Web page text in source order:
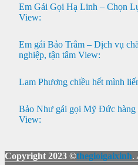
Em Gái Gọi Hạ Linh – Chọn
View:
Em gái Bảo Trâm – Dịch vụ
nghiệp, tận tâm View:
Lam Phương chiều hết mình
Bảo Như gái gọi Mỹ Đức hàng
View:
Copyright 2023 ©thegioigaixinh.